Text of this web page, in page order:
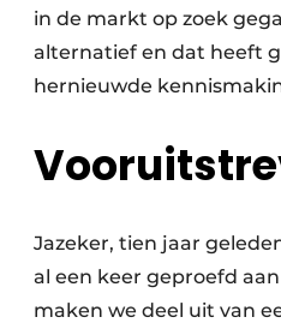
in de markt op zoek
alternatief en dat heeft
hernieuwde
Jazeker, tien jaar
al een keer geproefd
maken we deel uit van